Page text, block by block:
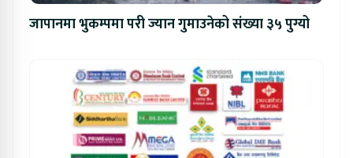
जापानमा भुकम्पमा परी ज्यान गुमाउनेको संख्या ३५ पुग्यो